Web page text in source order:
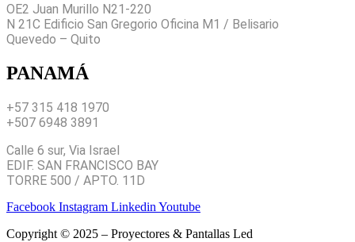
OE2 Juan Murillo N21-220
N 21C Edificio San Gregorio Oficina M1 / Belisario
Quevedo – Quito
PANAMÁ
+57 315 418 1970
+507 6948 3891
Calle 6 sur, Via Israel
EDIF. SAN FRANCISCO BAY
TORRE 500 / APTO. 11D
Facebook Instagram LinkedinYoutube
Copyright © 2025 – Proyectores & Pantallas Led